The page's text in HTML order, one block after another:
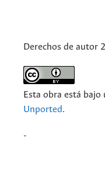
Derechos de autor
Esta obra está bajo
Unported.
-